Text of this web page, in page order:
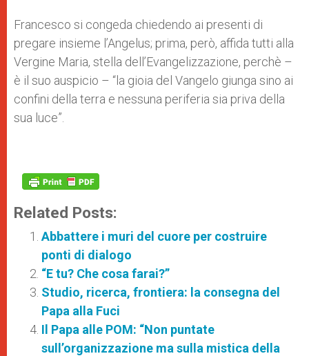
Francesco si congeda chiedendo ai presenti di
pregare insieme l’Angelus; prima, però, affida tutti alla
Vergine Maria, stella dell’Evangelizzazione, perchè –
è il suo auspicio – “la gioia del Vangelo giunga sino ai
confini della terra e nessuna periferia sia priva della
sua luce”.
Related Posts:
Abbattere i muri del cuore per costruire
ponti di dialogo
“E tu? Che cosa farai?”
Studio, ricerca, frontiera: la consegna del
Papa alla Fuci
Il Papa alle POM: “Non puntate
sull’organizzazione ma sulla mistica della